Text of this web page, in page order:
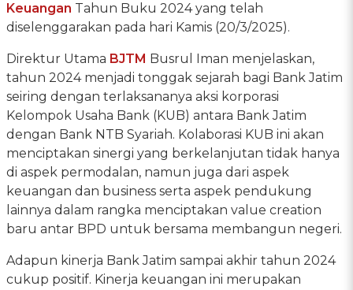
Keuangan Tahun Buku 2024 yang telah
diselenggarakan pada hari Kamis (20/3/2025).
Direktur Utama BJTM Busrul Iman menjelaskan,
tahun 2024 menjadi tonggak sejarah bagi Bank Jatim
seiring dengan terlaksananya aksi korporasi
Kelompok Usaha Bank (KUB) antara Bank Jatim
dengan Bank NTB Syariah. Kolaborasi KUB ini akan
menciptakan sinergi yang berkelanjutan tidak hanya
di aspek permodalan, namun juga dari aspek
keuangan dan business serta aspek pendukung
lainnya dalam rangka menciptakan value creation
baru antar BPD untuk bersama membangun negeri.
Adapun kinerja Bank Jatim sampai akhir tahun 2024
cukup positif. Kinerja keuangan ini merupakan